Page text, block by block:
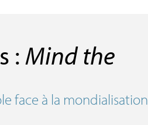
:Mind the
face à la mondialisation